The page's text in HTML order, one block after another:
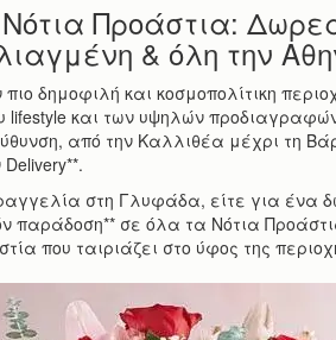
Προάστια:
& όλη την
δημοφιλή και κοσμοπολίτικη
lifestyle και των υψηλών
από την Καλλιθέα μέχρι τη
στη Γλυφάδα, είτε για ένα
παράδοση** σε όλα τα Νότια
που ταιριάζει στο ύφος της